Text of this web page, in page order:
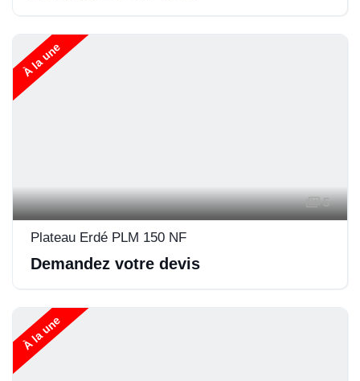
À la une
5
Plateau Erdé PLM 150 NF
Demandez votre devis
À la une